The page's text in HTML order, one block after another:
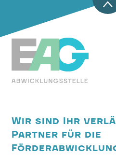
EAG-Förderabwicklungsstelle
Wir sind Ihr
Partner für die